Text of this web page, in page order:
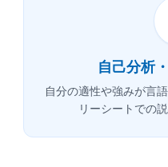
自己分析
自分の適性や強みが言
リーシートでの